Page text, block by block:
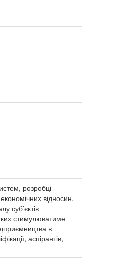
розробці
відносин.
суб’єктів
стимулюватиме
в
аспірантів,